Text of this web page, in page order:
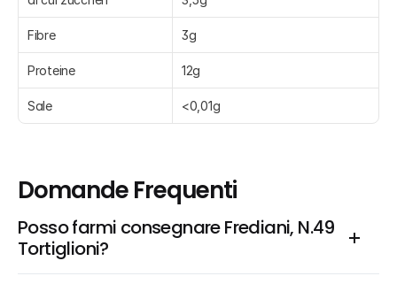
Fibre 3g
Proteine 12g
Sale <0,01g
Domande Frequenti
Posso farmi consegnare Frediani, N.49
Tortiglioni?